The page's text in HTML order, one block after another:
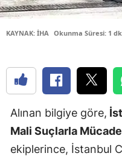
KAYNAK: İHA Okunma Süresi: 1 dk
Alınan bilgiye göre,
Mali Suçlarla
ekiplerince, İstanbul